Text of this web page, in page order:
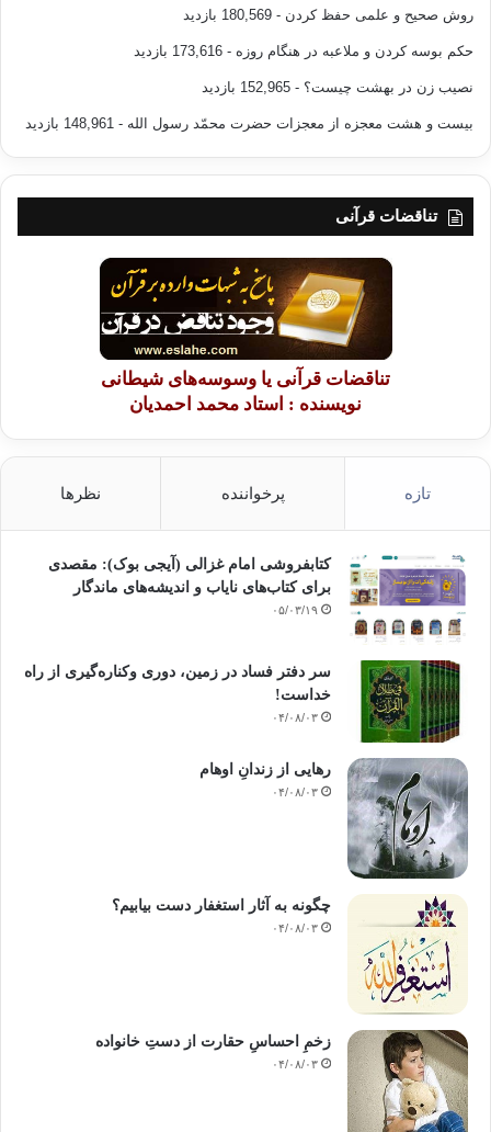
روش صحیح و علمی حفظ کردن - 180,569 بازدید
حکم بوسه کردن و ملاعبه در هنگام روزه - 173,616 بازدید
نصیب زن در بهشت چیست؟ - 152,965 بازدید
بیست و هشت معجزه از معجزات حضرت محمّد رسول الله - 148,961 بازدید
تناقضات قرآنی
تناقضات قرآنی یا وسوسه‌های شیطانی
نویسنده : استاد محمد احمدیان
تازه پرخواننده نظرها
کتابفروشی امام غزالی (آیجی بوک): مقصدی
برای کتاب‌های نایاب و اندیشه‌های ماندگار
۰۵/۰۳/۱۹
سر دفتر فساد در زمین‌، دوری وکناره‌گیری از راه
خداست‌!
۰۴/۰۸/۰۳
رهایی از زندانِ اوهام
۰۴/۰۸/۰۳
چگونه به آثار استغفار دست بیابیم؟
۰۴/۰۸/۰۳
زخمِ احساسِ حقارت از دستِ خانواده
۰۴/۰۸/۰۳